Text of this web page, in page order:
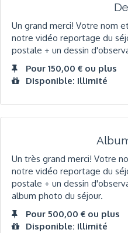
Un grand merci! Votre nom
notre vidéo reportage du
postale + un dessin
Pour 150,00 € ou plus
Disponible: Illimité
Un très grand merci! Votre
notre vidéo reportage du
postale + un dessin
album photo du séjour.
Pour 500,00 € ou plus
Disponible: Illimité